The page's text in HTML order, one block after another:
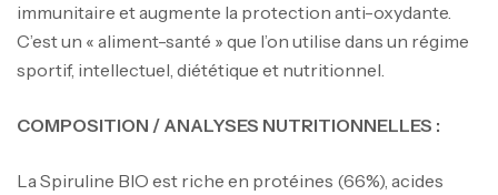
immunitaire et augmente la protection anti-oxydante.
C’est un « aliment-santé » que l’on utilise dans un régime
sportif, intellectuel, diététique et nutritionnel.
COMPOSITION / ANALYSES NUTRITIONNELLES :
La Spiruline BIO est riche en protéines (66%), acides